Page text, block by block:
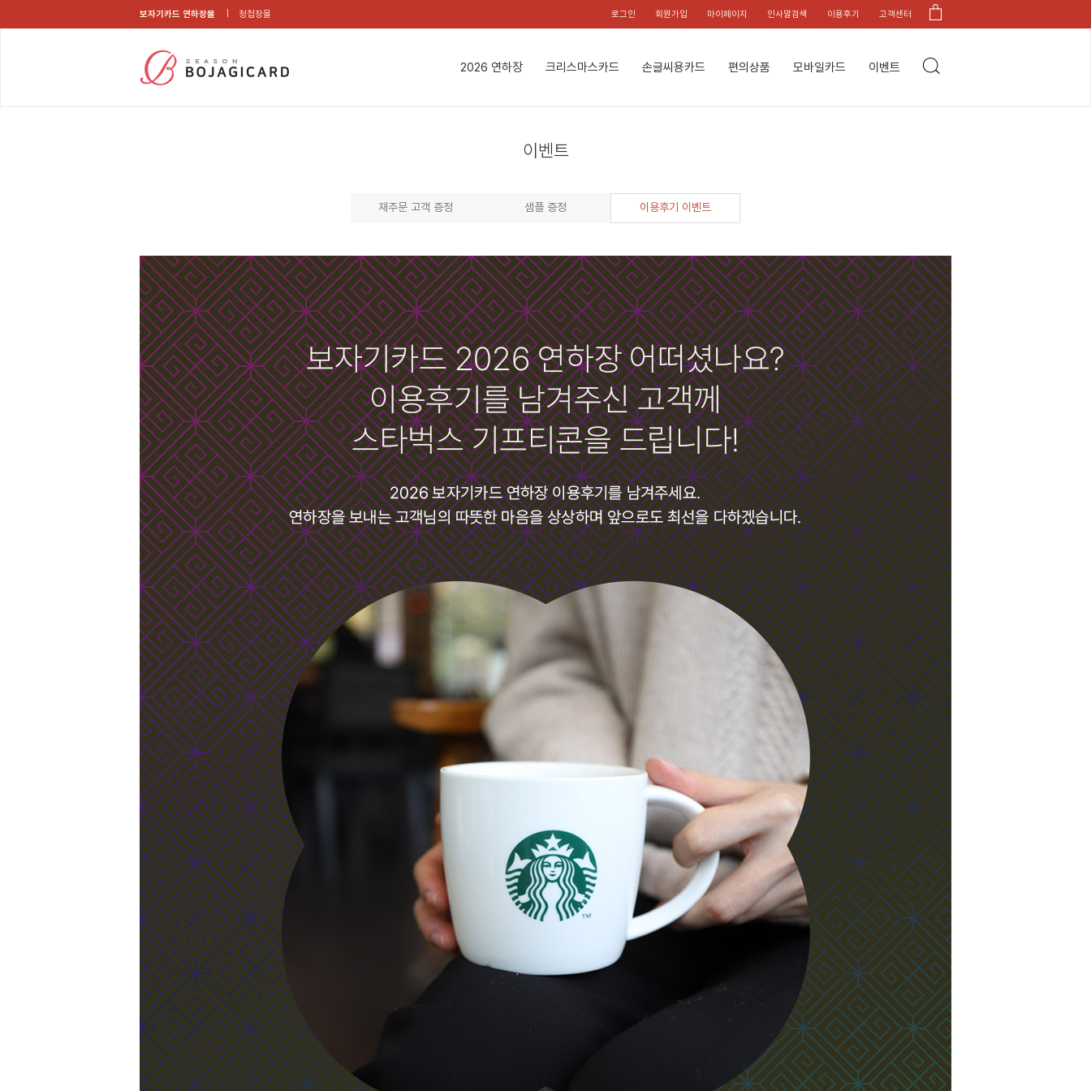
보자기카드 연하장몰 청첩장몰 로그인 회원가입 마이페이지 인사말검색 이용후기 고객센터
2026 연하장 크리스마스카드 손글씨용카드 편의상품 모바일카드 이벤트
이벤트
재주문 고객 증정 샘플 증정 이용후기 이벤트